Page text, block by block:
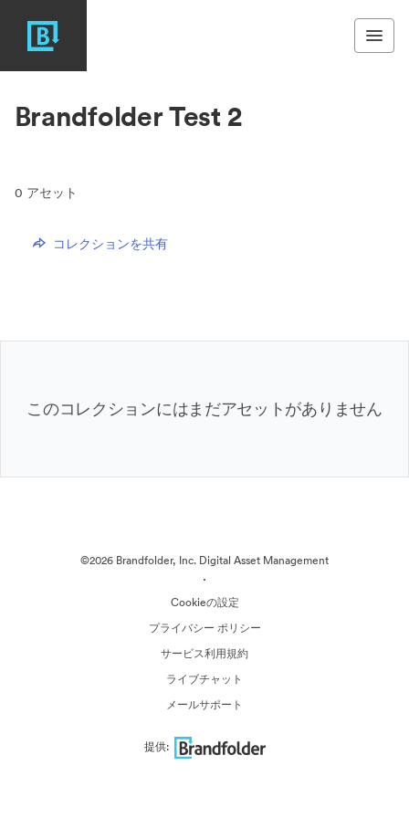
Brandfolder Test 2
0 アセット
コレクションを共有
このコレクションにはまだアセットがありません
©2026 Brandfolder, Inc. Digital Asset Management
·
Cookieの設定
プライバシー ポリシー
サービス利用規約
ライブチャット
メールサポート
提供: